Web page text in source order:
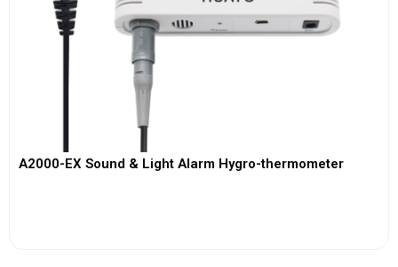
A2000-EX Sound & Light Alarm Hygro-thermometer